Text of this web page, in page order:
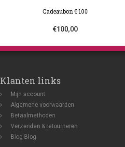
Cadeaubon € 100
€100,00
Klanten links
Mijn account
Algemene voorwaarden
Betaalmethoden
Verzenden & retourneren
Blog Blog